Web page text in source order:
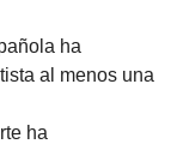
ha
al menos una
ha